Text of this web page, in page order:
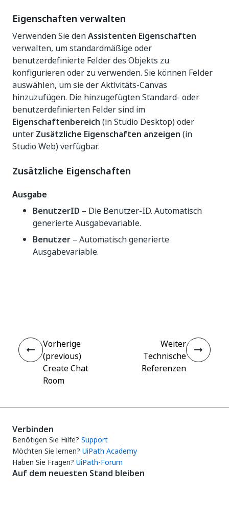
Eigenschaften verwalten
Verwenden Sie denAssistenten Eigenschaften
verwalten, um standardmäßige oder
benutzerdefinierte Felder des Objekts zu
konfigurieren oder zu verwenden. Sie können Felder
auswählen, um sie der Aktivitäts-Canvas
hinzuzufügen. Die hinzugefügten Standard- oder
benutzerdefinierten Felder sind im
Eigenschaftenbereich (in Studio Desktop) oder
unter Zusätzliche Eigenschaften anzeigen (in
Studio Web) verfügbar.
Zusätzliche Eigenschaften
Ausgabe
BenutzerID – Die Benutzer-ID. Automatisch
generierte Ausgabevariable.
Benutzer – Automatisch generierte
Ausgabevariable.
Vorherige
(previous)
Create Chat
Room
Weiter
Technische
Referenzen
Verbinden
Benötigen Sie Hilfe? Support
Möchten Sie lernen? UiPath Academy
Haben Sie Fragen? UiPath-Forum
Auf dem neuesten Stand bleiben